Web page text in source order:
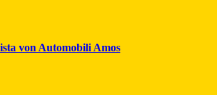
von Automobili Amos